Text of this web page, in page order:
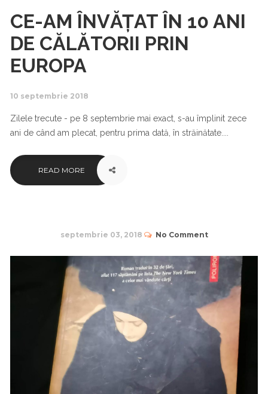
CE-AM ÎNVĂȚAT ÎN 10 ANI
DE CĂLĂTORII PRIN
EUROPA
10 septembrie 2018
Zilele trecute - pe 8 septembrie mai exact, s-au împlinit zece
ani de când am plecat, pentru prima dată, în străinătate....
READ MORE
septembrie 03, 2018 No Comment